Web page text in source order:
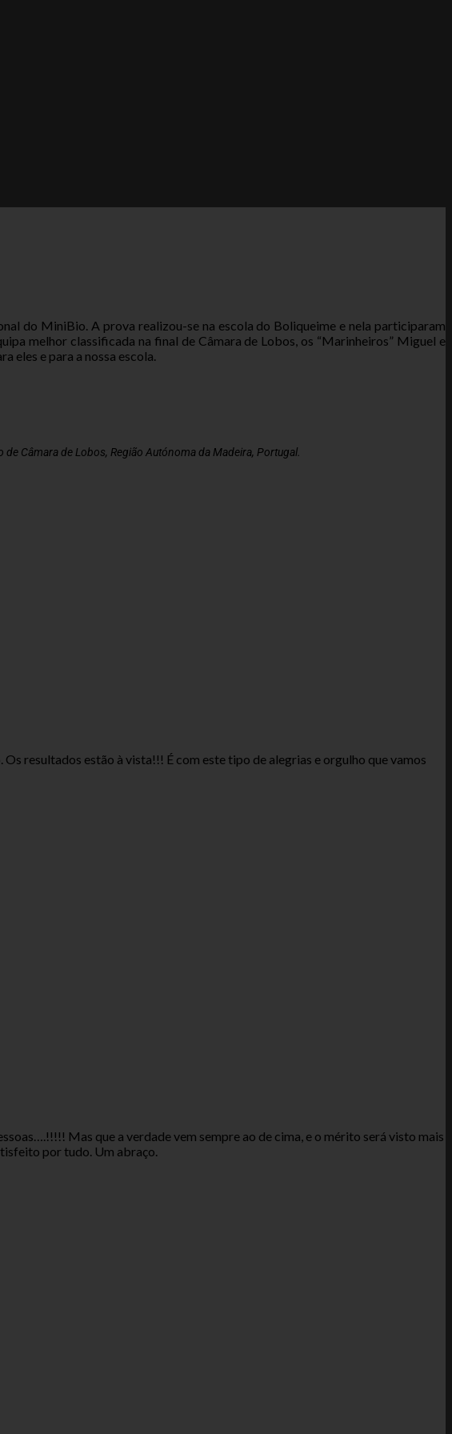
do MiniBio. A prova realizou-se na escola do Boliqueime e nela participaram
melhor classificada na final de Câmara de Lobos, os “Marinheiros” Miguel e
eles e para a nossa escola.
Câmara de Lobos, Região Autónoma da Madeira, Portugal.
resultados estão à vista!!! É com este tipo de alegrias e orgulho que vamos
Mas que a verdade vem sempre ao de cima, e o mérito será visto mais
por tudo. Um abraço.